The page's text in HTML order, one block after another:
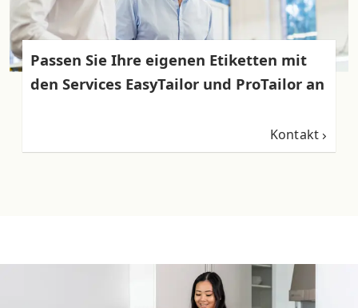
Passen Sie Ihre eigenen Etiketten mit
den Services EasyTailor und ProTailor an
Kontakt